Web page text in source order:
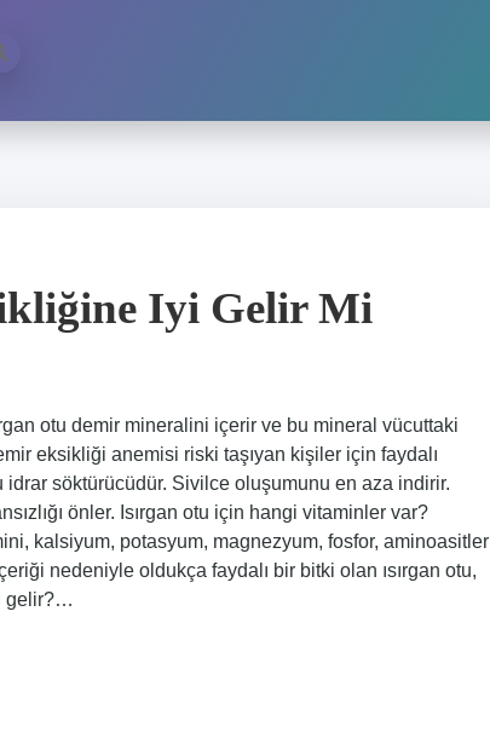
Iyi Gelir Mi
otu demir mineralini içerir ve bu mineral vücuttaki
eksikliği anemisi riski taşıyan kişiler için faydalı
idrar söktürücüdür. Sivilce oluşumunu en aza indirir.
önler. Isırgan otu için hangi vitaminler var?
kalsiyum, potasyum, magnezyum, fosfor, aminoasitler
nedeniyle oldukça faydalı bir bitki olan ısırgan otu,
gelir?…